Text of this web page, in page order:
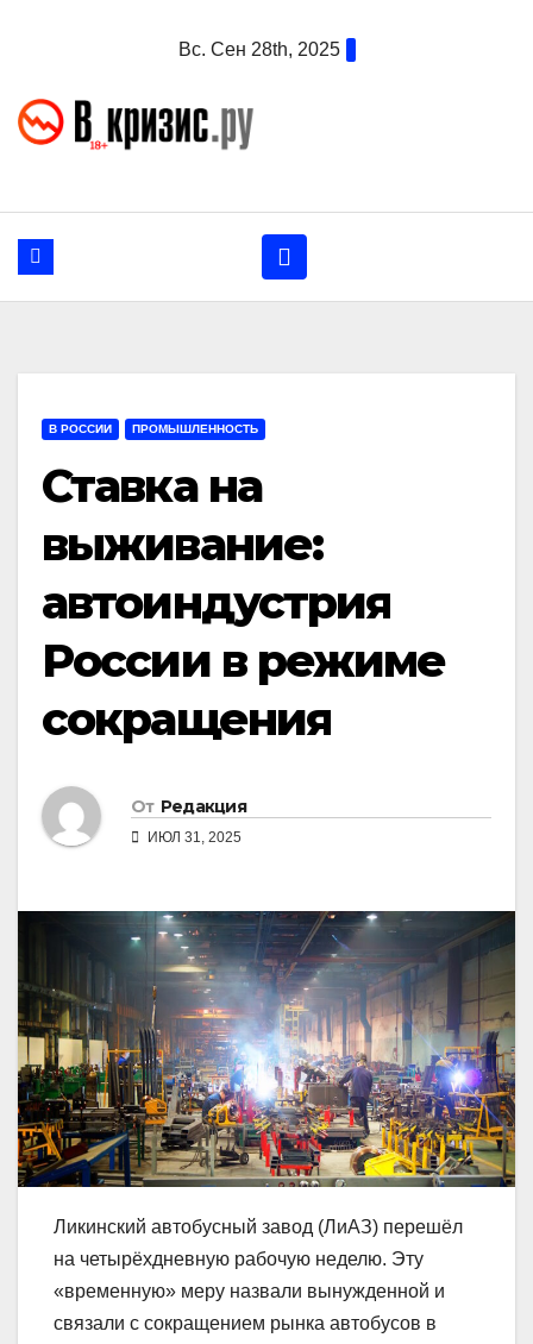
Вс. Сен 28th, 2025
В РОССИИ ПРОМЫШЛЕННОСТЬ
Ставка на
выживание:
автоиндустрия
России в режиме
сокращения
От Редакция
ИЮЛ 31, 2025
Ликинский автобусный завод (ЛиАЗ) перешёл
на четырёхдневную рабочую неделю. Эту
«временную» меру назвали вынужденной и
связали с сокращением рынка автобусов в